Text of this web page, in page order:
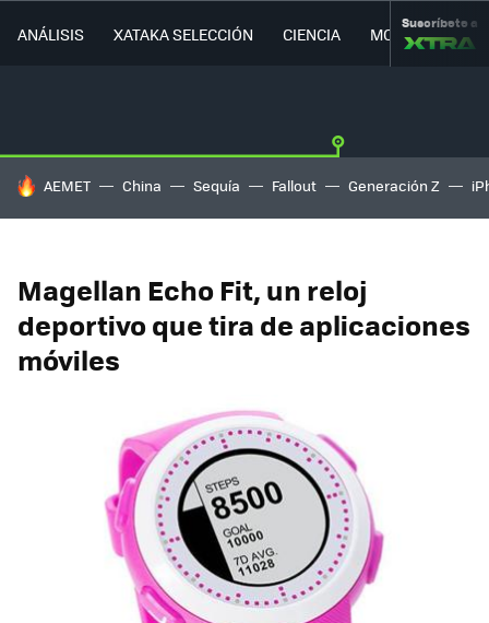
ANÁLISIS XATAKA SELECCIÓN CIENCIA MOVILIDAD
Suscríbete a
HOY SE HABLA DE
AEMET China Sequía Fallout Generación Z
Magellan Echo Fit, un reloj
deportivo que tira de aplicaciones
móviles